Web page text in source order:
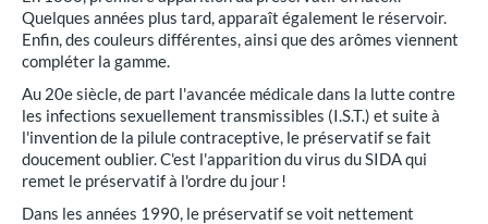
Quelques années plus tard, apparaît également le réservoir.
Enfin, des couleurs différentes, ainsi que des arômes viennent
compléter la gamme.
Au 20e siècle, de part l'avancée médicale dans la lutte contre
les infections sexuellement transmissibles (I.S.T.) et suite à
l'invention de la pilule contraceptive, le préservatif se fait
doucement oublier. C'est l'apparition du virus du SIDA qui
remet le préservatif à l'ordre du jour !
Dans les années 1990, le préservatif se voit nettement